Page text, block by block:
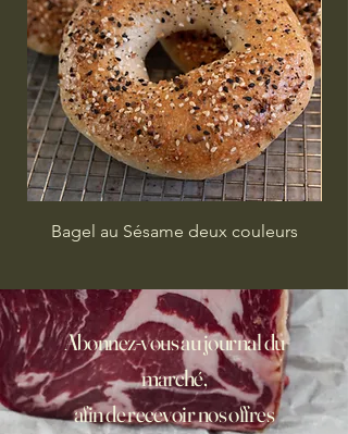
Bagel au Sésame deux couleurs
Abonnez-vous au journal du
marché,
afin de recevoir nos offres